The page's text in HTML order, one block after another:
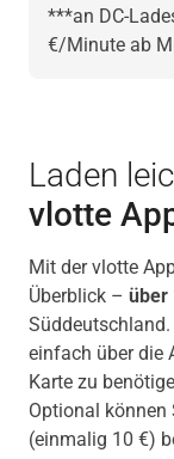
***an DC-
€/Minute ab
Laden
vlotte
Mit der vlotte
Überblick – über
einfach über die
Karte zu
Optional können
(einmalig 10 €)